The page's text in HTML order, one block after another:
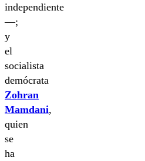
independiente
—;
y
el
socialista
demócrata
Zohran
Mamdani,
quien
se
ha